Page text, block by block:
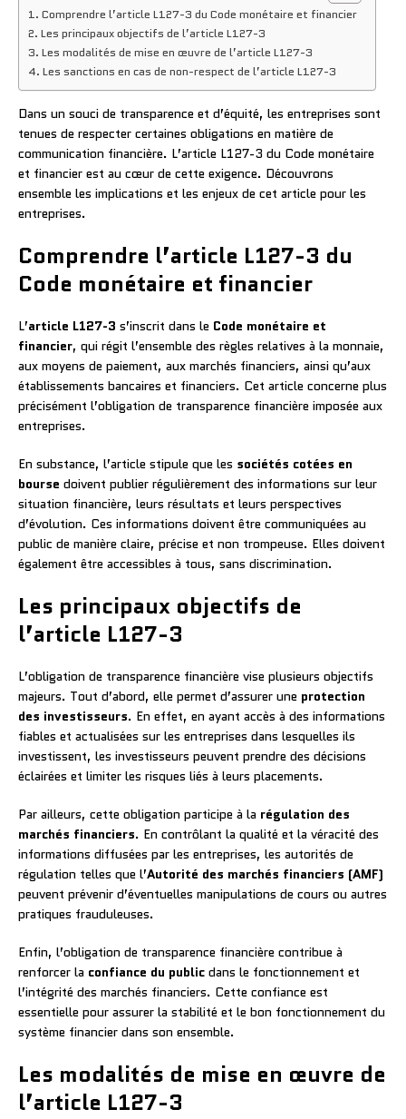
Comprendre l’article L127-3 du Code monétaire et financier
Les principaux objectifs de l’article L127-3
Les modalités de mise en œuvre de l’article L127-3
Les sanctions en cas de non-respect de l’article L127-3
Dans un souci de transparence et d’équité, les entreprises sont
tenues de respecter certaines obligations en matière de
communication financière. L’article L127-3 du Code monétaire
et financier est au cœur de cette exigence. Découvrons
ensemble les implications et les enjeux de cet article pour les
entreprises.
Comprendre l’article L127-3 du
Code monétaire et financier
L’article L127-3 s’inscrit dans le Code monétaire et
financier, qui régit l’ensemble des règles relatives à la monnaie,
aux moyens de paiement, aux marchés financiers, ainsi qu’aux
établissements bancaires et financiers. Cet article concerne plus
précisément l’obligation de transparence financière imposée aux
entreprises.
En substance, l’article stipule que les sociétés cotées en
bourse doivent publier régulièrement des informations sur leur
situation financière, leurs résultats et leurs perspectives
d’évolution. Ces informations doivent être communiquées au
public de manière claire, précise et non trompeuse. Elles doivent
également être accessibles à tous, sans discrimination.
Les principaux objectifs de
l’article L127-3
L’obligation de transparence financière vise plusieurs objectifs
majeurs. Tout d’abord, elle permet d’assurer une protection
des investisseurs. En effet, en ayant accès à des informations
fiables et actualisées sur les entreprises dans lesquelles ils
investissent, les investisseurs peuvent prendre des décisions
éclairées et limiter les risques liés à leurs placements.
Par ailleurs, cette obligation participe à la régulation des
marchés financiers. En contrôlant la qualité et la véracité des
informations diffusées par les entreprises, les autorités de
régulation telles que l’Autorité des marchés financiers (AMF)
peuvent prévenir d’éventuelles manipulations de cours ou autres
pratiques frauduleuses.
Enfin, l’obligation de transparence financière contribue à
renforcer la confiance du public dans le fonctionnement et
l’intégrité des marchés financiers. Cette confiance est
essentielle pour assurer la stabilité et le bon fonctionnement du
système financier dans son ensemble.
Les modalités de mise en œuvre de
l’article L127-3